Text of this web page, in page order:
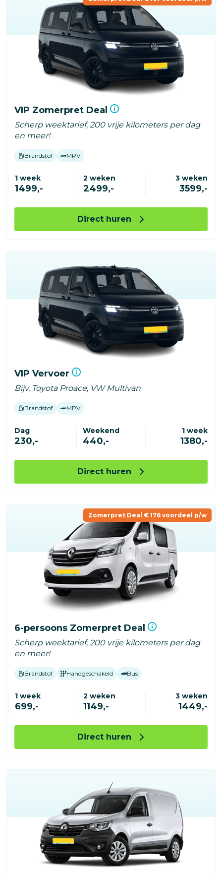
VIP Zomerpret Deal
Scherp weektarief, 200 vrije kilometers per dag
en meer!
Brandstof MPV
1 week
1499,-
2 weken
2499,-
3 weken
3599,-
Direct huren
VIP Vervoer
Bijv. Toyota Proace, VW Multivan
Brandstof MPV
Dag
230,-
Weekend
440,-
1 week
1380,-
Direct huren
Zomerpret Deal € 176 voordeel p/w
6-persoons Zomerpret Deal
Scherp weektarief, 200 vrije kilometers per dag
en meer!
Brandstof Handgeschakeld Bus
1 week
699,-
2 weken
1149,-
3 weken
1449,-
Direct huren